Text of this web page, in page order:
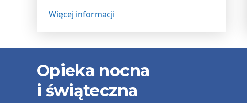
Więcej informacji
kontaktowe
Opieka nocna
i świąteczna